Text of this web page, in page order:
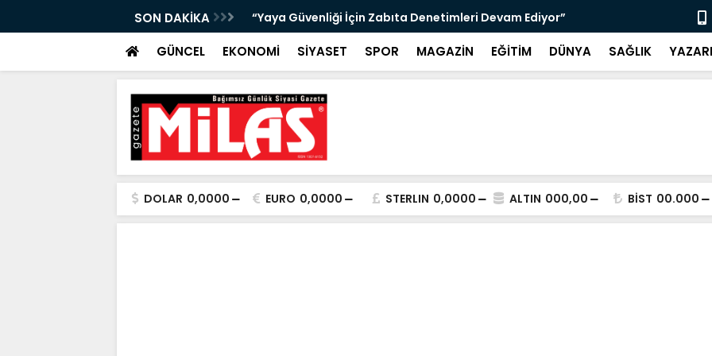
SON DAKİKA
Denetimleri Devam Ediyor” "Bir Sonraki Yangını Bugün Önleyebiliriz" Çağrısı Selahattin
GÜNCEL EKONOMİ SİYASET SPOR MAGAZİN EĞİTİM DÜNYA SAĞLIK
DOLAR 0,0000 EURO 0,0000 STERLIN 0,0000 ALTIN 000,00 BİST 00.000